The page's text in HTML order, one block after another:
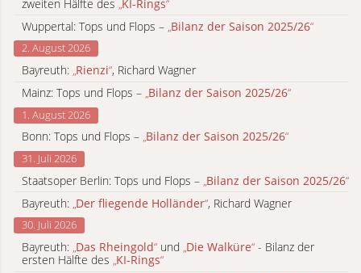
zweiten Hälfte des KI-Rings“
Wuppertal: Tops und Flops – „Bilanz der Saison 2025/26“
2. August 2026
Bayreuth: „Rienzi“, Richard Wagner
Mainz: Tops und Flops – „Bilanz der Saison 2025/26“
1. August 2026
Bonn: Tops und Flops – „Bilanz der Saison 2025/26“
31. Juli 2026
Staatsoper Berlin: Tops und Flops – Bilanz der Saison 2025/26“
Bayreuth: Der fliegende Holländer“, Richard Wagner
30. Juli 2026
Bayreuth: „Das Rheingold“ und „Die Walküre“ - Bilanz der
ersten Hälfte des „KI-Rings“